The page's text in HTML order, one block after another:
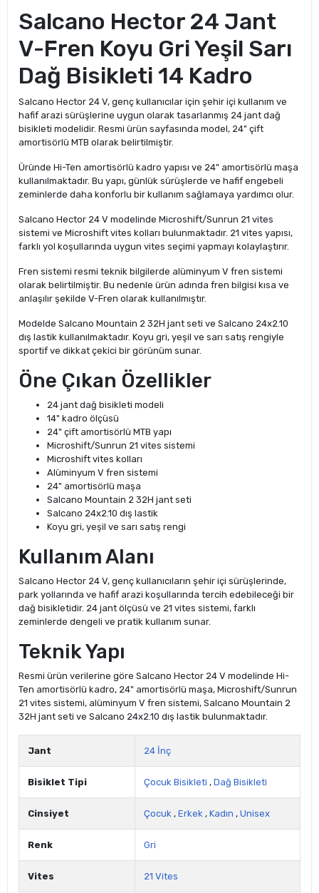
Salcano Hector 24 Jant
V-Fren Koyu Gri Yeşil Sarı
Dağ Bisikleti 14 Kadro
Salcano Hector 24 V, genç kullanıcılar için şehir içi kullanım ve
hafif arazi sürüşlerine uygun olarak tasarlanmış 24 jant dağ
bisikleti modelidir. Resmi ürün sayfasında model, 24" çift
amortisörlü MTB olarak belirtilmiştir.
Üründe Hi-Ten amortisörlü kadro yapısı ve 24" amortisörlü maşa
kullanılmaktadır. Bu yapı, günlük sürüşlerde ve hafif engebeli
zeminlerde daha konforlu bir kullanım sağlamaya yardımcı olur.
Salcano Hector 24 V modelinde Microshift/Sunrun 21 vites
sistemi ve Microshift vites kolları bulunmaktadır. 21 vites yapısı,
farklı yol koşullarında uygun vites seçimi yapmayı kolaylaştırır.
Fren sistemi resmi teknik bilgilerde alüminyum V fren sistemi
olarak belirtilmiştir. Bu nedenle ürün adında fren bilgisi kısa ve
anlaşılır şekilde V-Fren olarak kullanılmıştır.
Modelde Salcano Mountain 2 32H jant seti ve Salcano 24x2.10
dış lastik kullanılmaktadır. Koyu gri, yeşil ve sarı satış rengiyle
sportif ve dikkat çekici bir görünüm sunar.
Öne Çıkan Özellikler
24 jant dağ bisikleti modeli
14" kadro ölçüsü
24" çift amortisörlü MTB yapı
Microshift/Sunrun 21 vites sistemi
Microshift vites kolları
Alüminyum V fren sistemi
24" amortisörlü maşa
Salcano Mountain 2 32H jant seti
Salcano 24x2.10 dış lastik
Koyu gri, yeşil ve sarı satış rengi
Kullanım Alanı
Salcano Hector 24 V, genç kullanıcıların şehir içi sürüşlerinde,
park yollarında ve hafif arazi koşullarında tercih edebileceği bir
dağ bisikletidir. 24 jant ölçüsü ve 21 vites sistemi, farklı
zeminlerde dengeli ve pratik kullanım sunar.
Teknik Yapı
Resmi ürün verilerine göre Salcano Hector 24 V modelinde Hi-
Ten amortisörlü kadro, 24" amortisörlü maşa, Microshift/Sunrun
21 vites sistemi, alüminyum V fren sistemi, Salcano Mountain 2
32H jant seti ve Salcano 24x2.10 dış lastik bulunmaktadır.
Jant 24 İnç
Bisiklet Tipi Çocuk Bisikleti , Dağ Bisikleti
Cinsiyet Çocuk , Erkek , Kadın , Unisex
Renk Gri
Vites 21 Vites